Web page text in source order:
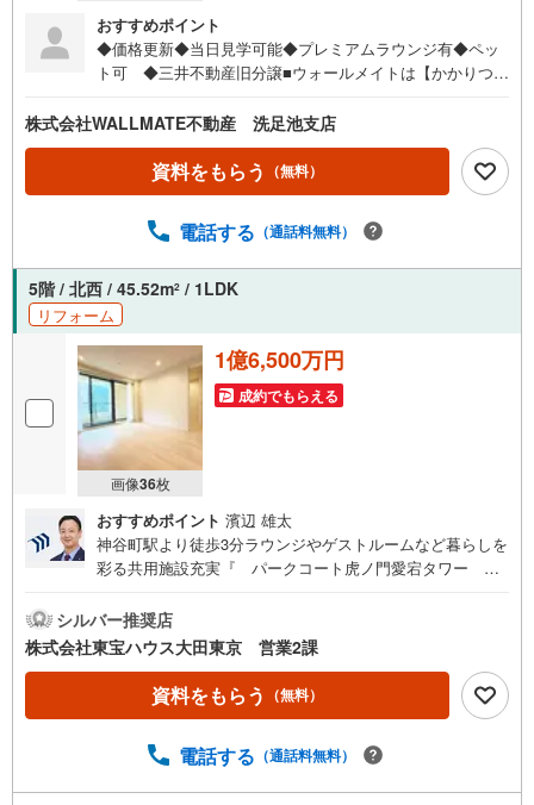
おすすめポイント
◆価格更新◆当日見学可能◆プレミアムラウンジ有◆ペッ
ト可 ◆三井不動産旧分譲■ウォールメイトは【かかりつけ
束いたします。■都心エリアに特化した情報網を駆使し、最
良の不動産をご提案。■住宅ローンシュミレーション無料相
談会 毎日随時開催中。■ウォールメイトオリジナルの住宅
購入・住替え等について分かりやすく解説したガイドブッ
株式会社WALLMATE不動産 洗足池支店
資料をもらう （無料）
電話する （通話料無料）
5階 / 北西 / 45.52m2 / 1LDK
リフォーム
画像36枚
1億6,500万円
成約でもらえる
おすすめポイント 濱辺 雄太
神谷町駅より徒歩3分ラウンジやゲストルームなど暮らしを
彩る共用施設充実『 パークコート虎ノ門愛宕タワー 』
新規内装リノベーション WIC＆SIC付で充実の収納スペー
スを確保 暮らしをサポートするコンシェルジュ付マンショ
ン 快適な暮らしを守るオートロック付 再配達の手間がなく
なる宅配ボックス完備 ホテルライクな寛ぎと落ち着きがあ
る内廊下～東京、川崎エリアの「住まい」探しに確かな安
ビスをお届けします。各種ご相談も承っております。 住宅
シルバー推奨店
株式会社東宝ハウス大田東京 営業2課
資料をもらう （無料）
電話する （通話料無料）